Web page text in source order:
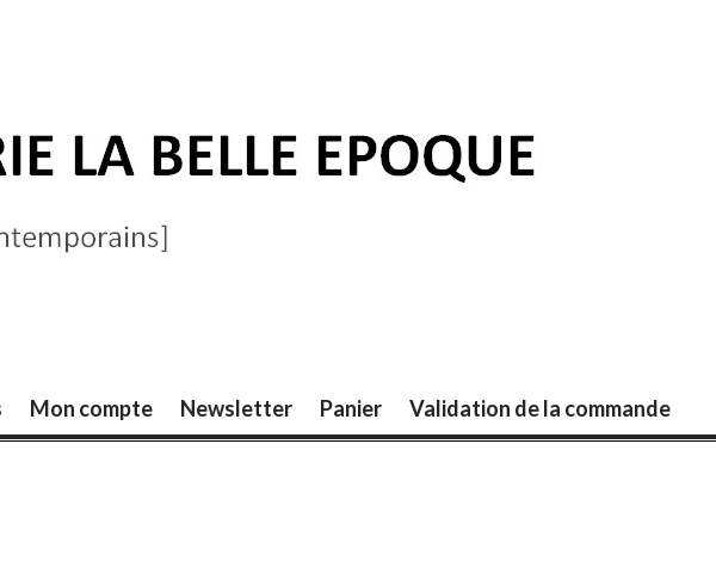
Mon compte Newsletter Panier Validation de la commande